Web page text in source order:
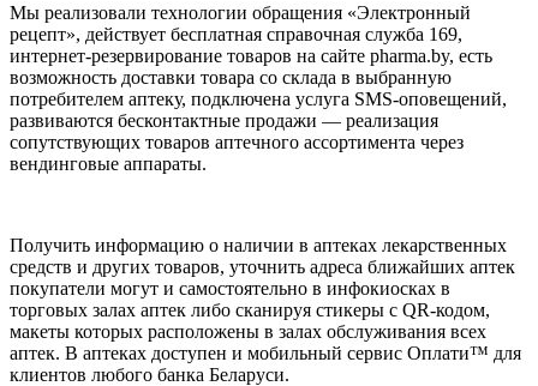
Мы реализовали технологии обращения «Электронный
рецепт», действует бесплатная справочная служба 169,
интернет-резервирование товаров на сайте pharma.by, есть
возможность доставки товара со склада в выбранную
потребителем аптеку, подключена услуга SMS-оповещений,
развиваются бесконтактные продажи — реализация
сопутствующих товаров аптечного ассортимента через
вендинговые аппараты.
Получить информацию о наличии в аптеках лекарственных
средств и других товаров, уточнить адреса ближайших аптек
покупатели могут и самостоятельно в инфокиосках в
торговых залах аптек либо сканируя стикеры с QR-кодом,
макеты которых расположены в залах обслуживания всех
аптек. В аптеках доступен и мобильный сервис Оплати™ для
клиентов любого банка Беларуси.